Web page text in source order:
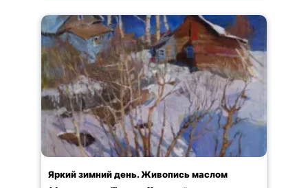
Яркий зимний день. Живопись маслом